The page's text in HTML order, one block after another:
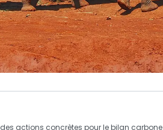
des actions concrètes pour le bilan carbone